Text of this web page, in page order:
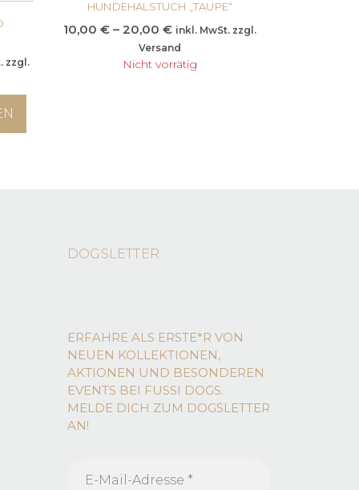
zzgl.
HUNDEHALSTUCH „TAUPE“
10,00€ –20,00€Preisspanne:
10,00 €
bis
inkl. MwSt. zzgl.
Versand
Nicht vorrätig
DOGSLETTER
ERFAHRE ALS ERSTE*R VON
NEUEN KOLLEKTIONEN,
AKTIONEN UND BESONDEREN
EVENTS BEI FUSSI DOGS.
MELDE DICH ZUM DOGSLETTER
AN!